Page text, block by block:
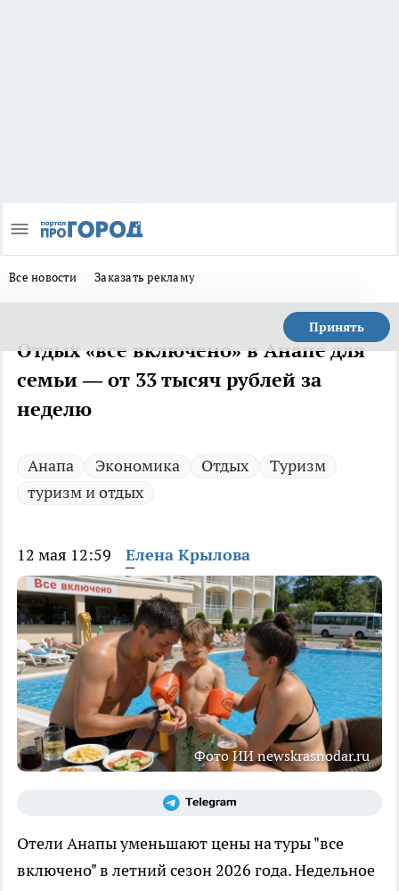
Все новости Заказать рекламу
Принять
Отдых «все включено» в Анапе для
семьи — от 33 тысяч рублей за
неделю
Анапа Экономика Отдых
Туризм
туризм и отдых
12 мая 12:59 Елена Крылова
Фото ИИ newskrasnodar.ru
Отели Анапы уменьшают цены на туры "все
включено" в летний сезон 2026 года. Недельное